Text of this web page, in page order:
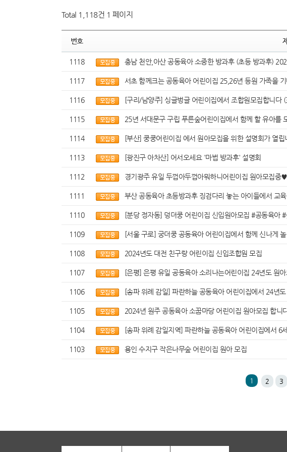
Total 1,118건 1 페이지
번호
1118 충남 천안,아산 공동육아 소중한 방과후 (초등 방과후)
1117 서초 함께크는 공동육아 어린이집 25,26년 등원 가족을
1116 [구리/남양주] 싱글벙글 어린이집에서 조합원모집합니다
1115 25년 서대문구 구립 푸른숲어린이집에서 함께 할 유아를
1114 [부산] 쿵쿵어린이집 에서 원아모집을 위한 설명회가 열립
1113 [광진구 아차산] 어서오세요 '마법 방과후' 설명회
1112 경기광주 유일 두껍아두껍아뭐하니어린이집 원아모집중♥
1111 부산 공동육아 초등방과후 징검다리 놓는 아이들에서 교
1110 [분당 정자동] 덩더쿵 어린이집 신입원아모집 #공동육아
1109 [서울 구로] 궁더쿵 공동육아 어린이집에서 함께 신나게
1108 2024년도 대전 친구랑 어린이집 신입조합원 모집
1107 [은평] 은평 유일 공동육아 소리나는어린이집 24년도 원
1106 [송파 위례 감일] 파란하늘 공동육아 어린이집에서 24년
1105 2024년 원주 공동육아 소꿉마당 어린이집 원아모집 합
1104 [송파 위례 감일지역] 파란하늘 공동육아 어린이집에서 6
1103 용인 수지구 작은나무숲 어린이집 원아 모집
1 2 3